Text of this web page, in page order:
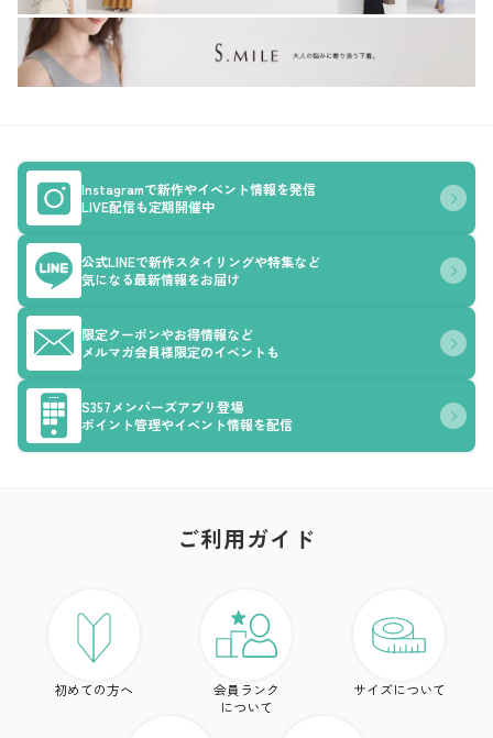
Instagramで新作やイベント情報を発信
LIVE配信も定期開催中
公式LINEで新作スタイリングや特集など
気になる最新情報をお届け
限定クーポンやお得情報など
メルマガ会員様限定のイベントも
S357メンバーズアプリ登場
ポイント管理やイベント情報を配信
ご利用ガイド
初めての方へ
会員ランク
について
サイズについて